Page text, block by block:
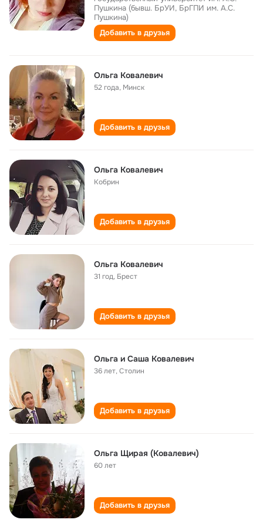
Пушкина (бывш. БрУИ, БрГПИ им. А.С.
Пушкина)
Добавить в друзья
Ольга Ковалевич
52 года, Минск
Добавить в друзья
Ольга Ковалевич
Кобрин
Добавить в друзья
Ольга Ковалевич
31 год, Брест
Добавить в друзья
Ольга и Саша Ковалевич
36 лет,Столин
Добавить в друзья
Ольга Щирая (Ковалевич)
60 лет
Добавить в друзья